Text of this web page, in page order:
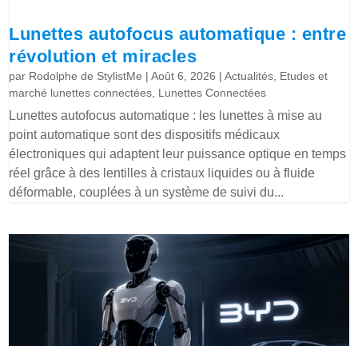
Lunettes autofocus automatique : entre
révolution et miracles
par Rodolphe de StylistMe |Août 6, 2026 |Actualités Etudes et
marché lunettes connectées Lunettes Connectées
Lunettes autofocus automatique : les lunettes à mise au
point automatique sont des dispositifs médicaux
électroniques qui adaptent leur puissance optique en temps
réel grâce à des lentilles à cristaux liquides ou à fluide
déformable, couplées à un système de suivi du...